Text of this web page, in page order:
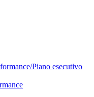
Piano esecutivo